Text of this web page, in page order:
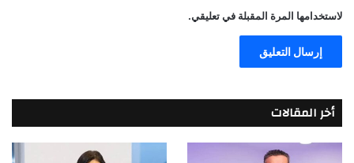
لاستخدامها المرة المقبلة في تعليقي.
أخر المقالات